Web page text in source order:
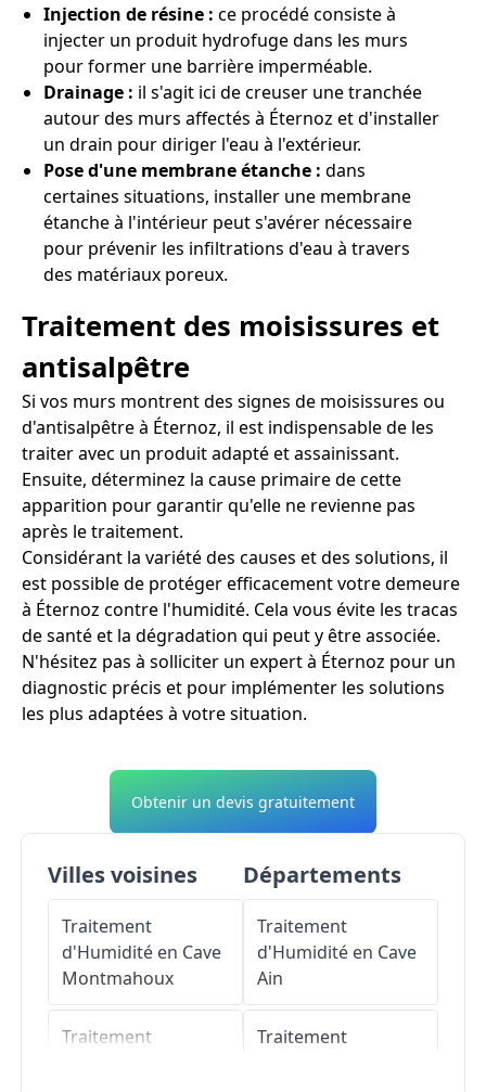
Injection de résine : ce procédé consiste à
injecter un produit hydrofuge dans les murs
pour former une barrière imperméable.
Drainage : il s'agit ici de creuser une tranchée
autour des murs affectés à Éternoz et d'installer
un drain pour diriger l'eau à l'extérieur.
Pose d'une membrane étanche : dans
certaines situations, installer une membrane
étanche à l'intérieur peut s'avérer nécessaire
pour prévenir les infiltrations d'eau à travers
des matériaux poreux.
Traitement des moisissures et
antisalpêtre
Si vos murs montrent des signes de moisissures ou
d'antisalpêtre à Éternoz, il est indispensable de les
traiter avec un produit adapté et assainissant.
Ensuite, déterminez la cause primaire de cette
apparition pour garantir qu'elle ne revienne pas
après le traitement.
Considérant la variété des causes et des solutions, il
est possible de protéger efficacement votre demeure
à Éternoz contre l'humidité. Cela vous évite les tracas
de santé et la dégradation qui peut y être associée.
N'hésitez pas à solliciter un expert à Éternoz pour un
diagnostic précis et pour implémenter les solutions
les plus adaptées à votre situation.
Obtenir un devis gratuitement
Villes voisines
Traitement
d'Humidité en Cave
Montmahoux
Traitement
Départements
Traitement
d'Humidité en Cave
Ain
Traitement